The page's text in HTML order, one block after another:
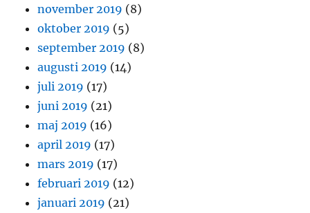
november 2019 (8)
oktober 2019 (5)
september 2019 (8)
augusti 2019 (14)
juli 2019 (17)
juni 2019 (21)
maj 2019 (16)
april 2019 (17)
mars 2019 (17)
februari 2019 (12)
januari 2019 (21)